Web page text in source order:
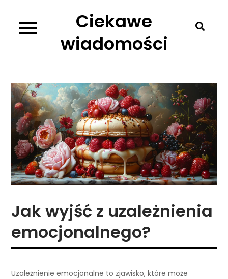
content
Ciekawe
wiadomości
Jak wyjść z uzależnienia
emocjonalnego?
Uzależnienie emocjonalne to zjawisko, które może